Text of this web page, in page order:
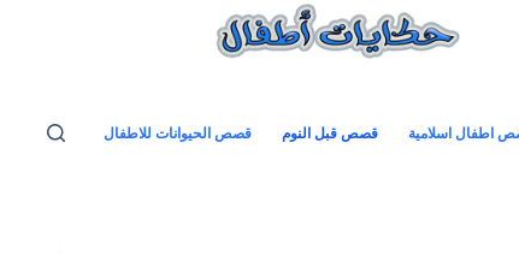
اطفال اسلامية قصص قبل النوم قصص الحيوانات للاطفال